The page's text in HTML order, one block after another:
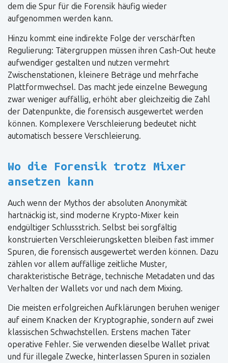
dem die Spur für die Forensik häufig wieder
aufgenommen werden kann.
Hinzu kommt eine indirekte Folge der verschärften
Regulierung: Tätergruppen müssen ihren Cash-Out heute
aufwendiger gestalten und nutzen vermehrt
Zwischenstationen, kleinere Beträge und mehrfache
Plattformwechsel. Das macht jede einzelne Bewegung
zwar weniger auffällig, erhöht aber gleichzeitig die Zahl
der Datenpunkte, die forensisch ausgewertet werden
können. Komplexere Verschleierung bedeutet nicht
automatisch bessere Verschleierung.
Wo die Forensik trotz Mixer
ansetzen kann
Auch wenn der Mythos der absoluten Anonymität
hartnäckig ist, sind moderne Krypto-Mixer kein
endgültiger Schlussstrich. Selbst bei sorgfältig
konstruierten Verschleierungsketten bleiben fast immer
Spuren, die forensisch ausgewertet werden können. Dazu
zählen vor allem auffällige zeitliche Muster,
charakteristische Beträge, technische Metadaten und das
Verhalten der Wallets vor und nach dem Mixing.
Die meisten erfolgreichen Aufklärungen beruhen weniger
auf einem Knacken der Kryptographie, sondern auf zwei
klassischen Schwachstellen. Erstens machen Täter
operative Fehler. Sie verwenden dieselbe Wallet privat
und für illegale Zwecke, hinterlassen Spuren in sozialen